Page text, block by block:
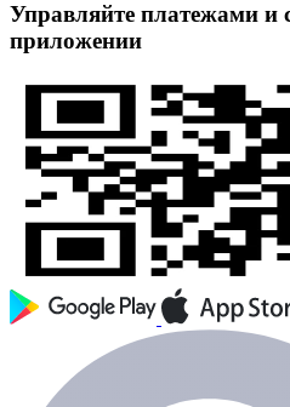
Управляйте платежами и
приложении